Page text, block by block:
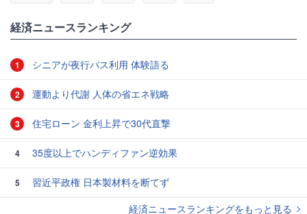
経済ニュースランキング
1 シニアが夜行バス利用 体験語る
2 運動より代謝 人体の省エネ戦略
3 住宅ローン 金利上昇で30代直撃
4 35度以上でハンディファン逆効果
5
習近平政権 日本製材料を断てず
経済ニュースランキングをもっと見る